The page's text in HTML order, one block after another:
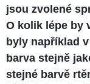
jsou zvolené
O kolik lépe by
byly například
barva stejně
stejné barvě